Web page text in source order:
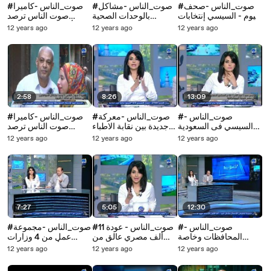
#صوت_الناس -كاميرا
صوت الناس ترصد
الأوضاع المرورية من
الإدارة العامة للمرور
12 years ago
2:58
#صوت_الناس -كاميرا
صوت الناس ترصد
مشاكل المواطنين في
12 years ago
7:27
#صوت_الناس -مجموعة
عمل من 4 وزارات
لتطوير أهرامات الجيزة
12 years ago
#صوت_الناس -مشاكل
بالوحدات الصحية
بالمحافظات والقري
توزيع الخبز بنظام النقاط
12 years ago
8:26
#صوت_الناس -معركة
جديدة بين نقابة الاطباء
ووزارة الصحة بسبب
12 years ago
5:05
#صوت_الناس - عودة 11
ألف مصري عالق من
تونس والحكومة تتعهد
12 years ago
#صوت_الناس -صحف
اليوم - السيسي إنتخابات
البرلمان فى موعدها
من العراق
12 years ago
13:09
#صوت_الناس -
السيسي فى السعودية
لعقد قمة مع خادم
العمرة
12 years ago
12:30
#صوت_الناس -
المحافظات وخاصة
الصعيد تواجهه مشكلة
وإنفراج الأزمة سيتم
12 years ago